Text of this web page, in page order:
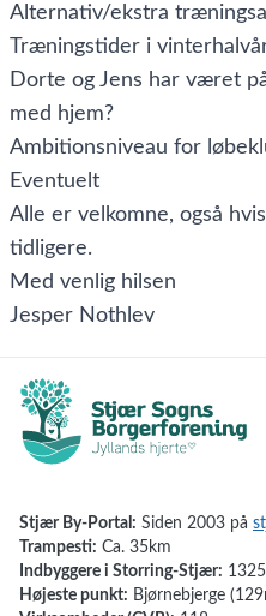
Alternativ/ekstra
Træningstider i
Dorte og Jens har været
med hjem?
Ambitionsniveau for
Eventuelt
Alle er velkomne, også
tidligere.
Med venlig hilsen
Jesper Nothlev
Stjær By-Portal: Siden 2003 på
Trampesti: Ca. 35km
Indbyggere i Storring-Stjær:
Højeste punkt: Bjørnebjerge